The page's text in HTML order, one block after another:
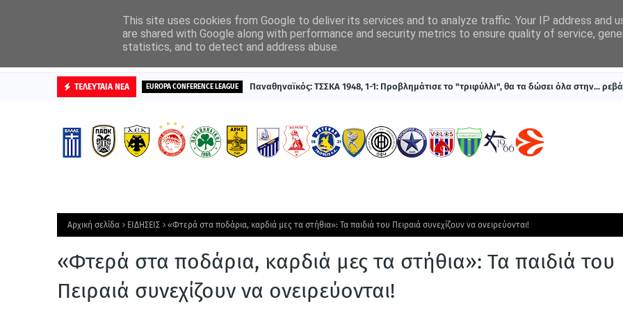
ΒΑΘΜΟΛΟΓΙΕΣ ΠΡΩΤΟΣΕΛΙΔΑ
ΤΕΛΕΥΤΑΙΑ ΝΕΑ EUROPA CONFERENCE LEAGUE Παναθηναϊκός: ΤΣΣΚΑ 1948, 1-1: Προβλημάτισε το "τριφύλλι", θα τα δώσει όλα στην...
Αρχική σελίδα ΕΙΔΗΣΕΙΣ «Φτερά στα ποδάρια, καρδιά μες τα στήθια»: Τα παιδιά του Πειραιά συνεχίζουν να ονειρεύονται!
«Φτερά στα ποδάρια, καρδιά μες τα στήθια»: Τα παιδιά του
Πειραιά συνεχίζουν να ονειρεύονται!
This site uses cookies from Google to deliver its services and to analyze traffic. Your IP address and
are shared with Google along with performance and security metrics to ensure quality of service,
statistics, and to detect and address abuse.